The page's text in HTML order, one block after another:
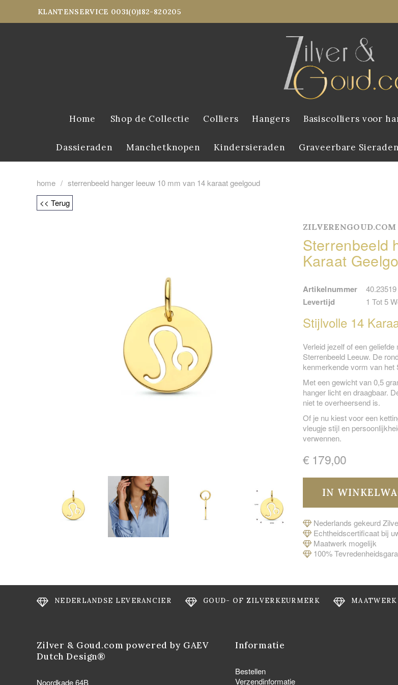
KLANTENSERVICE 0031(0)182-820205
Home Shop de Collectie Colliers Hangers Basiscolliers voor
Dassieraden Manchetknopen Kindersieraden Graveerbare Sieraden
home / sterrenbeeld hanger leeuw 10 mm van 14 karaat geelgoud
<< Terug
ZILVERENGOUD.COM
Sterrenbeeld
Karaat
Artikelnummer 40.23519
Levertijd 1 Tot 5
Stijlvolle 14
Verleid jezelf of een
Sterrenbeeld Leeuw. De
kenmerkende vorm van het
Met een gewicht van 0,5
hanger licht en draagbaar.
niet te overheersend is.
Of je nu kiest voor een
vleugje stijl en
verwennen.
€ 179,00
Nederlands gekeurd
Echtheidscertificaat bij
Maatwerk mogelijk
100%
NEDERLANDSE LEVERANCIER GOUD- OF ZILVERKEURMERK
Zilver & Goud.com powered by GAEV
Dutch Design®
Noordkade 64B
Informatie
Bestellen
Verzendinformatie